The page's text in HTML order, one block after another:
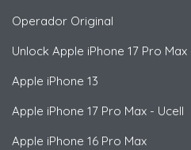
Operador Original
Unlock Apple iPhone 17 Pro Max
Apple iPhone 13
Apple iPhone 17 Pro Max - Ucell
Apple iPhone 16 Pro Max